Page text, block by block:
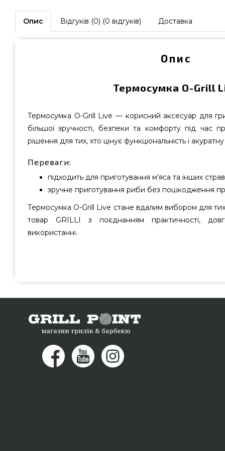
Опис Відгуків (0) (0 відгуків) Доставка
Опис
Термосумка O-Grill
Термосумка O-Grill Live — корисний аксесуар для
більшої зручності, безпеки та комфорту під час
рішення для тих, хто цінує функціональність і
Переваги:
підходить для приготування м’яса та інших страв
зручне приготування риби без пошкодження
Термосумка O-Grill Live стане вдалим вибором для
товар GRILLI з поєднанням практичності,
використанні.
грилів та барбекю Гриль Поінт. Кращі пропозиції
магазині Гриль Поінт. Наберіть прямо зараз нашим